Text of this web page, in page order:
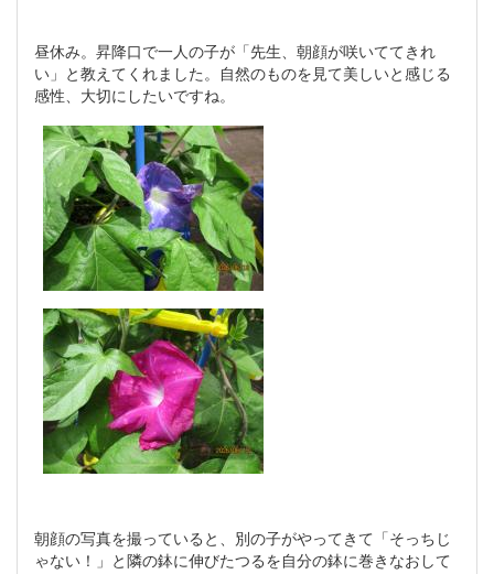
昼休み。昇降口で一人の子が「先生、朝顔が咲いててきれ
い」と教えてくれました。自然のものを見て美しいと感じる
感性、大切にしたいですね。
朝顔の写真を撮っていると、別の子がやってきて「そっちじ
ゃない！」と隣の鉢に伸びたつるを自分の鉢に巻きなおして